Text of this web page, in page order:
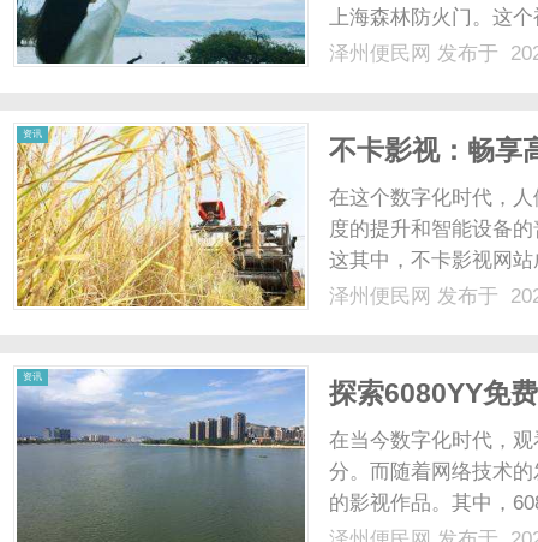
上海森林防火门。这
的好去处，更是城市
泽州便民网 发布于
资讯
不卡影视：畅享
在这个数字化时代，
度的提升和智能设备
这其中，不卡影视网
以其丰富的资源库、
泽州便民网 发布于
资讯
探索6080YY免
在当今数字化时代，
分。而随着网络技术
的影视作品。其中，
选。这个平台提供了